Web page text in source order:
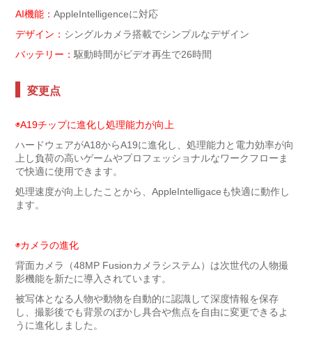
AI機能： AppleIntelligenceに対応
デザイン： シングルカメラ搭載でシンプルなデザイン
バッテリー：駆動時間がビデオ再生で26時間
変更点
◉A19チップに進化し処理能力が向上
ハードウェアがA18からA19に進化し、処理能力と電力効率が向
上し負荷の高いゲームやプロフェッショナルなワークフローま
で快適に使用できます。
処理速度が向上したことから、AppleIntelligaceも快適に動作し
ます。
◉カメラの進化
背面カメラ（48MP Fusionカメラシステム）は次世代の人物撮
影機能を新たに導入されています。
被写体となる人物や動物を自動的に認識して深度情報を保存
し、撮影後でも背景のぼかし具合や焦点を自由に変更できるよ
うに進化しました。